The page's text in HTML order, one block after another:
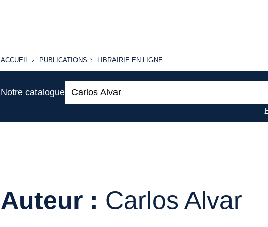
ACCUEIL
ACCUEIL PUBLICATIONS
PUBLICATIONS
LIBRAIRIE
LIBRAIRIE EN LIGNE
Notre catalogue:
Auteur : Carlos Alvar